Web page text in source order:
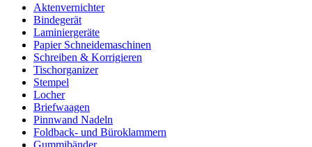
Aktenvernichter
Bindegerät
Laminiergeräte
Papier Schneidemaschinen
Schreiben & Korrigieren
Tischorganizer
Stempel
Locher
Briefwaagen
Pinnwand Nadeln
Foldback- und Büroklammern
Gummibänder